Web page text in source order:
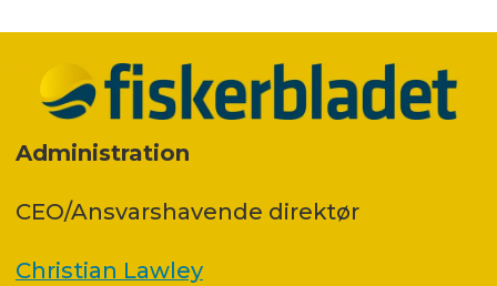
Administration
CEO/Ansvarshavende direktør
Christian Lawley